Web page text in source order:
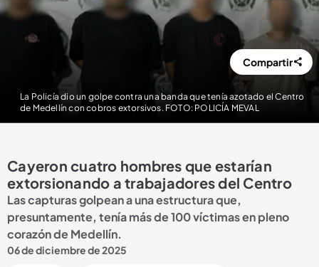
La Policía dio un golpe contra una banda que tenía azotado el Centro
de Medellín con cobros extorsivos. FOTO: POLICÍA MEVAL
Compartir
Cayeron cuatro hombres que estarían
extorsionando a trabajadores del Centro
Las capturas golpean a una estructura que,
presuntamente, tenía más de 100 víctimas en pleno
corazón de Medellín.
06 de diciembre de 2025